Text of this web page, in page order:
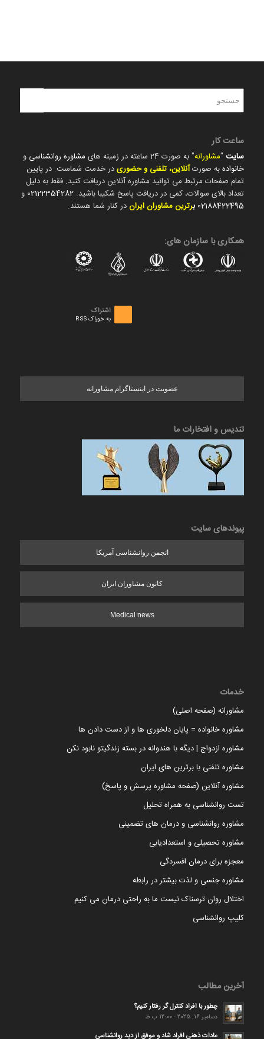
ساعت کار
سایت"مشاورانه" به صورت 24 ساعته در زمینه های مشاوره روانشناسی و
خانوادهبه صورتآنلاین، تلفنی و حضوریدر خدمت شماست. در پایین
تمام صفحات مرتبط می توانید مشاوره آنلاین دریافت کنید. فقط به دلیل
تعداد بالای سوالات، کمی در دریافت پاسخ شکیبا باشید. 02122354282 و
02188422495 برترین مشاوران ایراندر کنار شما هستند.
همکاری با سازمان های:
اشتراک
به خوراک RSS
عضویت در اینستاگرام مشاورانه
تندیس و افتخارات ما
پیوندهای سایت
انجمن روانشناسی آمریکا
کانون مشاوران ایران
Medical news
خدمات
مشاورانه (صفحه اصلی)
مشاوره خانواده = پایان دلخوری ها و از دست دادن ها
مشاوره ازدواج | دیگه با هندوانه در بسته زندگیتو نابود نکن
مشاوره تلفنی با برترین های ایران
مشاوره آنلاین (صفحه مشاوره پرسش و پاسخ)
تست روانشناسی به همراه تحلیل
مشاوره روانشناسی و درمان های تضمینی
مشاوره تحصیلی و استعدادیابی
معجزه برای درمان افسردگی
مشاوره جنسی و لذت بیشتر در رابطه
اختلال روان ترسناک نیست ما به راحتی درمان می کنیم
کلیپ روانشناسی
آخرین مطالب
چطور با افراد کنترل گر رفتار کنیم؟
دسامبر 16, 2025 - 12:00 ب.ظ
عادات ذهنی افراد شاد و موفق از دید روانشناسی